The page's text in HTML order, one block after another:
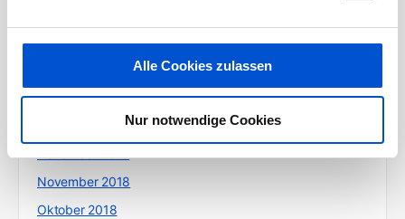
Alle Cookies zulassen
Nur notwendige Cookies
April 2019
Februar 2019
November 2018
Oktober 2018